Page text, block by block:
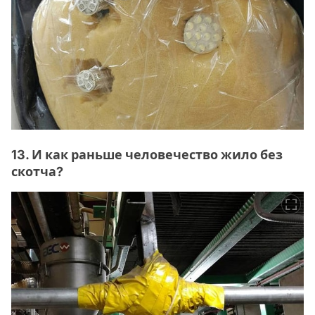
13. И как раньше человечество жило без
скотча?